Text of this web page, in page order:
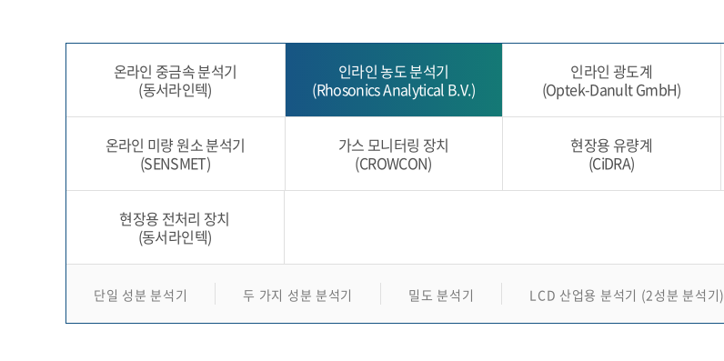
온라인 중금속 분석기
(동서라인텍)
인라인 농도 분석기
(Rhosonics Analytical B.V.)
인라인 광도계
(Optek-Danult GmbH)
온라인 미량 원소 분석기
(SENSMET)
가스 모니터링 장치
(CROWCON)
현장용 유량계
(CiDRA)
현장용 전처리 장치
(동서라인텍)
단일 성분 분석기 두 가지 성분 분석기 밀도 분석기 LCD 산업용 분석기 (2성분 분석기)